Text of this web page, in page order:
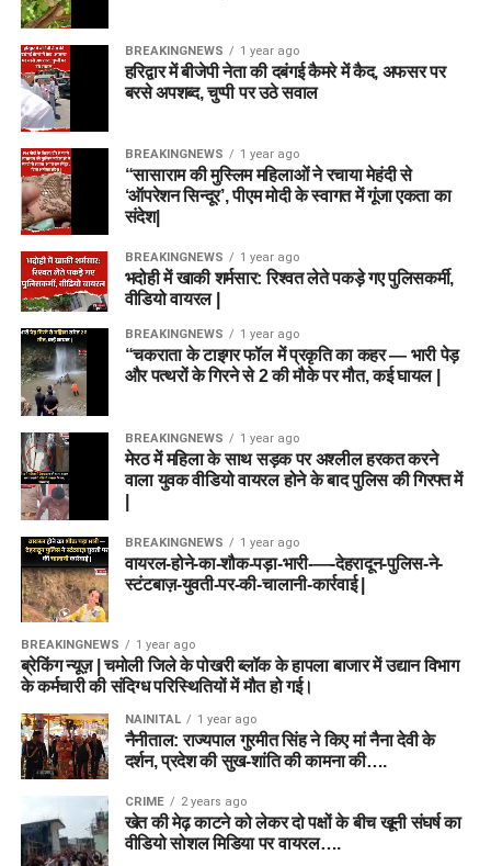
BREAKINGNEWS 1 year ago
हरिद्वार में बीजेपी नेता की दबंगई कैमरे में कैद, अफसर पर
बरसे अपशब्द, चुप्पी पर उठे सवाल
BREAKINGNEWS 1 year ago
“सासाराम की मुस्लिम महिलाओं ने रचाया मेहंदी से
‘ऑपरेशन सिन्दूर’, पीएम मोदी के स्वागत में गूंजा एकता का
संदेश|
BREAKINGNEWS 1 year ago
भदोही में खाकी शर्मसार: रिश्वत लेते पकड़े गए पुलिसकर्मी,
वीडियो वायरल |
BREAKINGNEWS 1 year ago
“चकराता के टाइगर फॉल में प्रकृति का कहर — भारी पेड़
और पत्थरों के गिरने से 2 की मौके पर मौत, कई घायल |
BREAKINGNEWS 1 year ago
मेरठ में महिला के साथ सड़क पर अश्लील हरकत करने
वाला युवक वीडियो वायरल होने के बाद पुलिस की गिरफ्त में
BREAKINGNEWS 1 year ago
वायरल-होने-का-शौक-पड़ा-भारी-—-देहरादून-पुलिस-ने-
स्टंटबाज़-युवती-पर-की-चालानी-कार्रवाई |
BREAKINGNEWS 1 year ago
ब्रेकिंग न्यूज़ | चमोली जिले के पोखरी ब्लॉक के हापला बाजार में उद्यान विभाग
के कर्मचारी की संदिग्ध परिस्थितियों में मौत हो गई।
NAINITAL 1 year ago
नैनीताल: राज्यपाल गुरमीत सिंह ने किए मां नैना देवी के
दर्शन, प्रदेश की सुख-शांति की कामना की….
CRIME 2 years ago
खेत की मेढ़ काटने को लेकर दो पक्षों के बीच खूनी संघर्ष का
वीडियो सोशल मिडिया पर वायरल….